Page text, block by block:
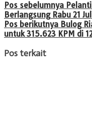
Pos sebelumnya
Berlangsung Rabu 21
Pos berikutnya Bulog
untuk 315.623 KPM di
Pos terkait